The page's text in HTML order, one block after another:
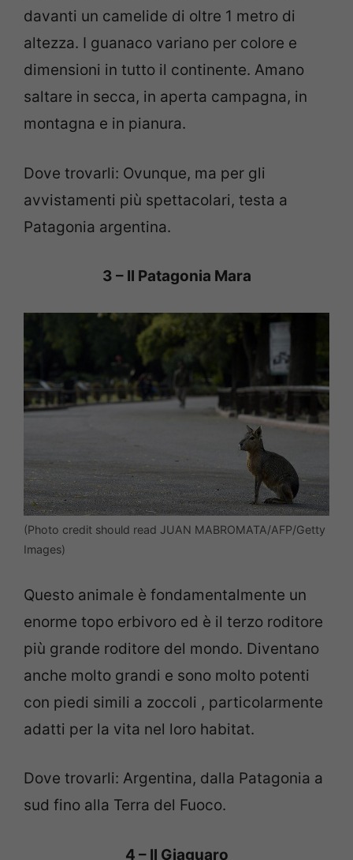
davanti un camelide di oltre 1 metro di
altezza. I guanaco variano per colore e
dimensioni in tutto il continente. Amano
saltare in secca, in aperta campagna, in
montagna e in pianura.
Dove trovarli: Ovunque, ma per gli
avvistamenti più spettacolari, testa a
Patagonia argentina.
3 – Il Patagonia Mara
(Photo credit should read JUAN MABROMATA/AFP/Getty
Images)
Questo animale è fondamentalmente un
enorme topo erbivoro ed è il terzo roditore
più grande roditore del mondo. Diventano
anche molto grandi e sono molto potenti
con piedi simili a zoccoli , particolarmente
adatti per la vita nel loro habitat.
Dove trovarli: Argentina, dalla Patagonia a
sud fino alla Terra del Fuoco.
4 – Il Giaguaro